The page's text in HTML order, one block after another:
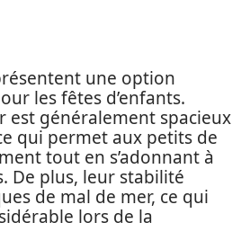
une option
les fêtes d’enfants.
est généralement spacieux
qui permet aux petits de
tout en s’adonnant à
De plus, leur stabilité
de mal de mer, ce qui
lors de la